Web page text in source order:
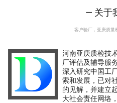
— 关于
客户验厂，亚庚质量
河南亚庚质检技
厂评估及辅导服
深入研究中国工
索和发展，已对
的见解，并建立
大社会责任网络